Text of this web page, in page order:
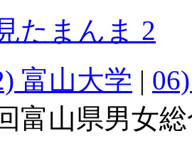
たまんま 2
富山大学 |
富山県男女